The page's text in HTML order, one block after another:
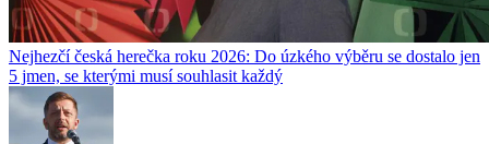
Nejhezčí česká herečka roku 2026: Do úzkého výběru se dostalo jen
5 jmen, se kterými musí souhlasit každý